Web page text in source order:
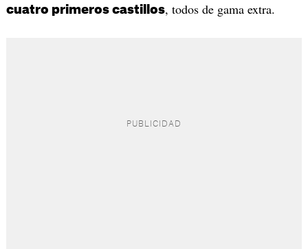
cuatro primeros castillos, todos de gama extra.